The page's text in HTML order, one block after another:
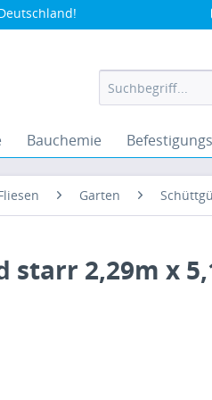
Bauchemie
Garten
starr 2,29m x